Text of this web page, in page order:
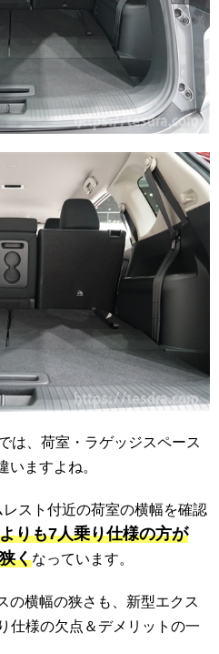
は、荷室・ラゲッジスペース
いますよね。
スト付近の荷室の横幅を確認
りも7人乗り仕様の方が
くなっています。
の横幅の狭さも、新型エクス
仕様の欠点＆デメリットの一